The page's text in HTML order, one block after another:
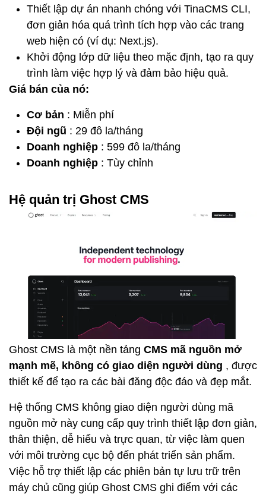
Thiết lập dự án nhanh chóng với TinaCMS CLI,
đơn giản hóa quá trình tích hợp vào các trang
web hiện có (ví dụ: Next.js).
Khởi động lớp dữ liệu theo mặc định, tạo ra quy
trình làm việc hợp lý và đảm bảo hiệu quả.
Giá bán của nó:
Cơ bản : Miễn phí
Đội ngũ : 29 đô la/tháng
Doanh nghiệp : 599 đô la/tháng
Doanh nghiệp : Tùy chỉnh
Hệ quản trị Ghost CMS
Ghost CMS là một nền tảng CMS mã nguồn mở
mạnh mẽ, không có giao diện người dùng , được
thiết kế để tạo ra các bài đăng độc đáo và đẹp mắt.
Hệ thống CMS không giao diện người dùng mã
nguồn mở này cung cấp quy trình thiết lập đơn giản,
thân thiện, dễ hiểu và trực quan, từ việc làm quen
với môi trường cục bộ đến phát triển sản phẩm.
Việc hỗ trợ thiết lập các phiên bản tự lưu trữ trên
máy chủ cũng giúp Ghost CMS ghi điểm với các